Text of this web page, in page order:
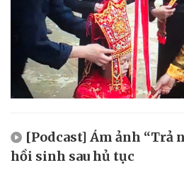
[Podcast] Ám ảnh “Trả
hồi sinh sau hủ tục